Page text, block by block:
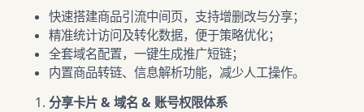
快速搭建商品引流中间页，支持增删改与分享；
精准统计访问及转化数据，便于策略优化；
全套域名配置，一键生成推广短链；
内置商品转链、信息解析功能，减少人工操作。
分享卡片 & 域名 & 账号权限体系